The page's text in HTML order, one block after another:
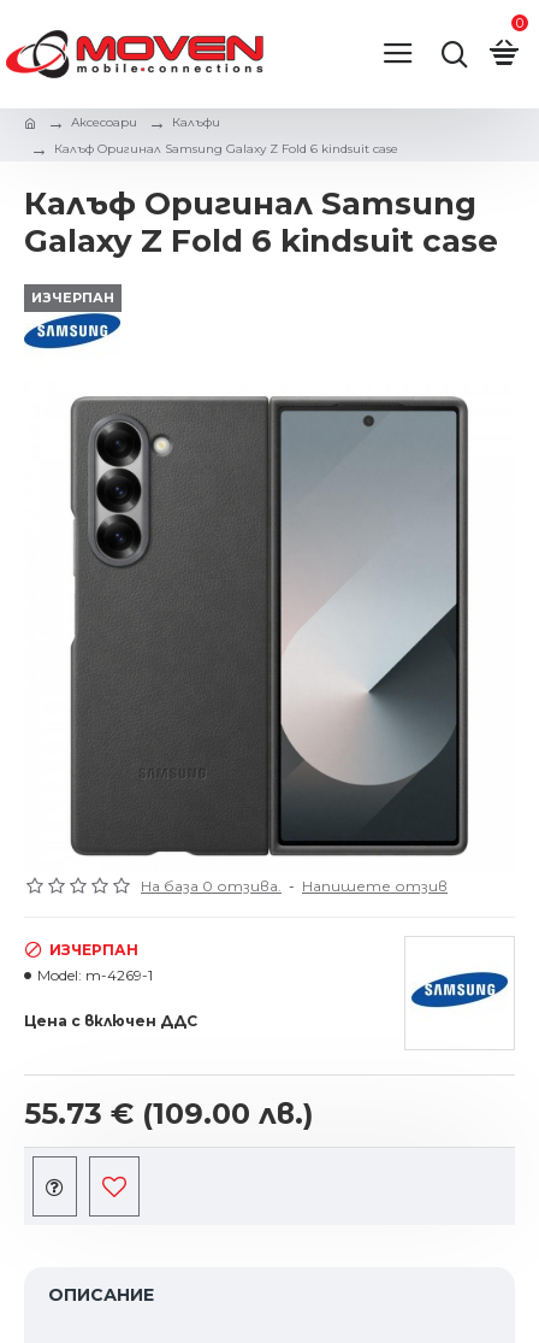
0
Аксесоари
Калъфи
Калъф Оригинал Samsung Galaxy Z Fold 6 kindsuit case
Калъф Оригинал Samsung
Galaxy Z Fold 6 kindsuit case
ИЗЧЕРПАН
На база 0 отзива. - Напишете отзив
55.73 € (109.00 лв.)
ИЗЧЕРПАН
Model: m-4269-1
Цена с включен ДДС
ОПИСАНИЕ